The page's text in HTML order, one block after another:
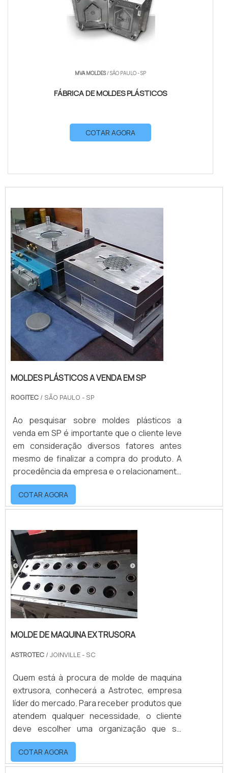
MVA MOLDES/ SÃO PAULO - SP
FÁBRICA DE MOLDES PLÁSTICOS
COTAR AGORA
MOLDES PLÁSTICOS A VENDA EM SP
ROGITEC / SÃO PAULO - SP
Ao pesquisar sobre moldes plásticos a
venda em SP é importante que o cliente leve
em consideração diversos fatores antes
mesmo de finalizar a compra do produto. A
procedência da empresa e o relacionamento
com os seus clientes é tão importante
quando o produto que ela fornece.Os
fabricantes de moldes plásticos fornecem
automobilística e de brinquedos, moldes de
características precisas para a fabricação
de um...
COTAR AGORA
MOLDE DE MAQUINA EXTRUSORA
ASTROTEC / JOINVILLE - SC
Quem está à procura de molde de maquina
extrusora, conhecerá a Astrotec, empresa
líder do mercado. Para receber produtos que
atendem qualquer necessidade, o cliente
deve escolher uma organização que se
destaque por um bom suporte pré-venda e
tenha ampla experiência no ramo.Quando o
tema é molde de maquina extrusora, com os
COTAR AGORA